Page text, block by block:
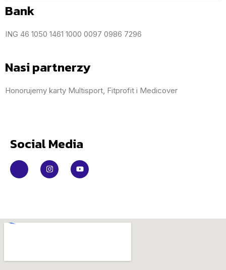
Bank
ING 46 1050 1461 1000 0097 0986 7296
Nasi partnerzy
Honorujemy karty Multisport, Fitprofit i Medicover
Social Media